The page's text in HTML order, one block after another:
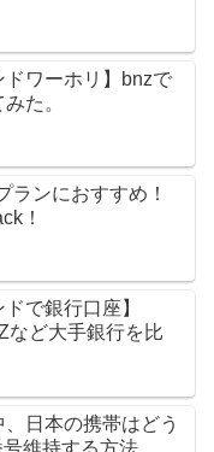
ドワーホリ】bnzで
た。
ランにおすすめ！
！
で銀行口座】
など大手銀行を比
日本の携帯はどう
維持する方法